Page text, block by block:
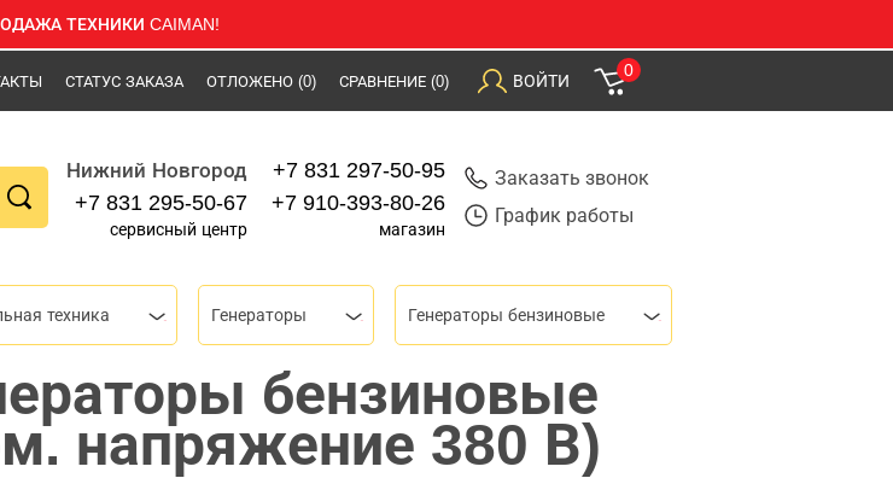
ТЕХНИКИ CAIMAN!
СТАТУС ЗАКАЗА ОТЛОЖЕНО (0) СРАВНЕНИЕ (0) ВОЙТИ
0
Нижний Новгород
+7 831 295-50-67
сервисный центр
+7 831 297-50-95
+7 910-393-80-26
магазин
Заказать звонок
График работы
техника Генераторы Генераторы бензиновые
бензиновые
напряжение 380 В)